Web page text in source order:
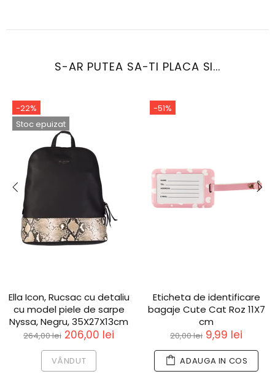
S-AR PUTEA SA-TI PLACA SI...
-22%
Stoc epuizat
Ella Icon, Rucsac cu detaliu
cu model piele de sarpe
Nyssa, Negru, 35X27X13cm
264,00 lei 206,00 lei
VÂNDUT
-51%
Eticheta de identificare
bagaje Cute Cat Roz 11X7
cm
20,00 lei 9,99 lei
ADAUGA IN COS